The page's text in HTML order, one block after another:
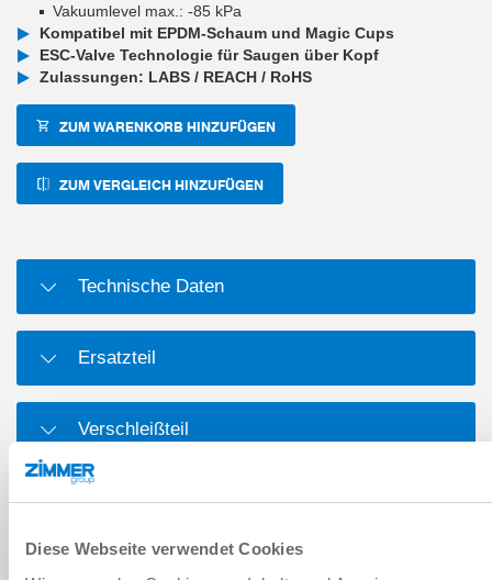
Diese Webseite verwendet Cookies
Vakuumlevel max.: -85 kPa
Kompatibel mit EPDM-Schaum und Magic Cups
ESC-Valve Technologie für Saugen über Kopf
Zulassungen: LABS / REACH / RoHS
ZUM WARENKORB HINZUFÜGEN
ZUM VERGLEICH HINZUFÜGEN
Technische Daten
Ersatzteil
Verschleißteil